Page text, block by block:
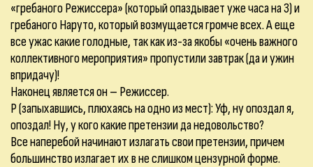
«гребаного Режиссера» (который опаздывает уже часа на 3) и
гребаного Наруто, который возмущается громче всех. А еще
все ужас какие голодные, так как из-за якобы «очень важного
коллективного мероприятия» пропустили завтрак (да и ужин
впридачу)!
Наконец является он – Режиссер.
Р (запыхавшись, плюхаясь на одно из мест): Уф, ну опоздал я,
опоздал! Ну, у кого какие претензии да недовольство?
Все наперебой начинают излагать свои претензии, причем
большинство излагает их в не слишком цензурной форме.